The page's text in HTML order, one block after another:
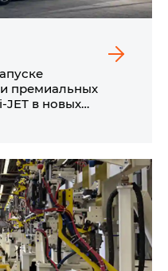
премиальных
в новых